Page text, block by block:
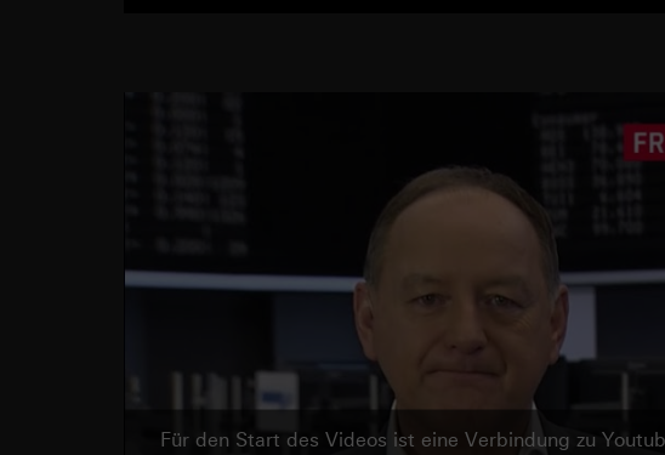
Für den Start des Videos ist eine Verbindung zu